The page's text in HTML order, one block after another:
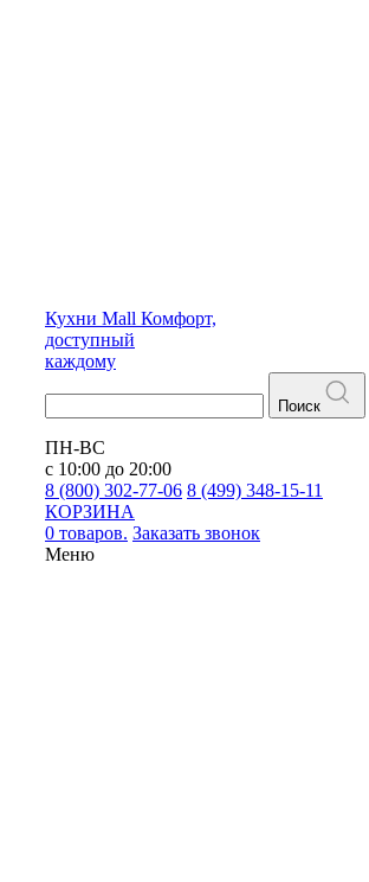
Кухни Mall Комфорт,
доступный
каждому
Поиск
ПН-ВС
с 10:00 до 20:00
8 (800) 302-77-06 8 (499) 348-15-11
КОРЗИНА
0 товаров. Заказать звонок
Меню